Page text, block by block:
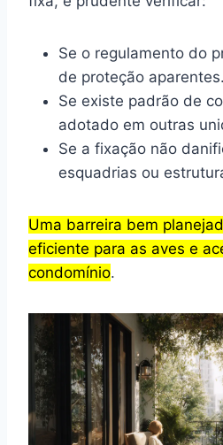
Se o regulamento do
de proteção aparentes.
Se existe padrão de
adotado em outras
Se a fixação não
esquadrias ou
Uma barreira bem
eficiente para as aves e
condomínio.